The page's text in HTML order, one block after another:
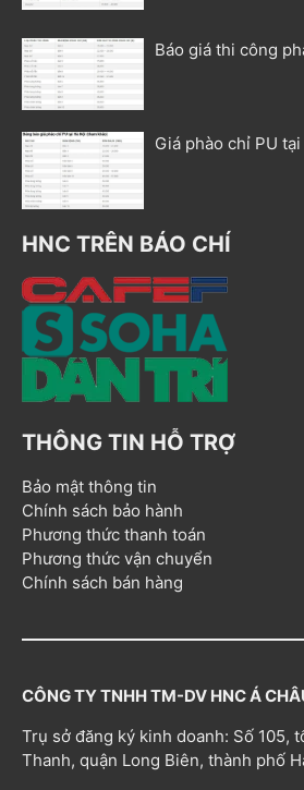
Báo giá thi công
Giá phào chỉ PU
HNC TRÊN BÁO CHÍ
THÔNG TIN HỖ TRỢ
Bảo mật thông tin
Chính sách bảo hành
Phương thức thanh toán
Phương thức vận chuyển
Chính sách bán hàng
CÔNG TY TNHH TM-DV HNC Á
Trụ sở đăng ký kinh doanh: Số 105,
Thanh, quận Long Biên, thành phố